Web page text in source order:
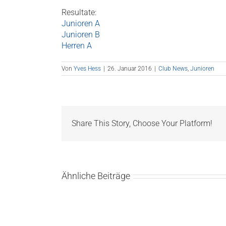
Resultate:
Junioren A
Junioren B
Herren A
Von Yves Hess 26. Januar 2016 Club News, Junioren
Share This Story, Choose Your Platform!
Ähnliche Beiträge